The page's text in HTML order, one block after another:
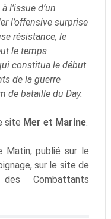
l’issue d’un
l’offensive surprise
résistance, le
le temps
constitua le début
de la guerre
de bataille du Day.
site Mer et Marine.
Matin, publié sur le
sur le site de
Combattants